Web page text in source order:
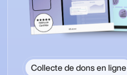
Collecte de dons en ligne